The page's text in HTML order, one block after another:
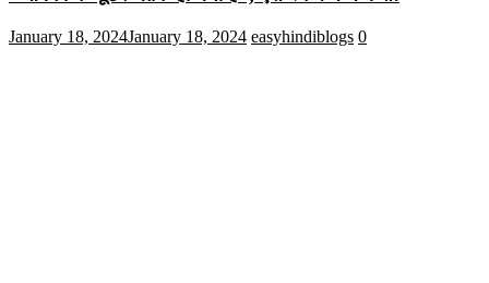
January 18, 2024January 18, 2024 easyhindiblogs 0